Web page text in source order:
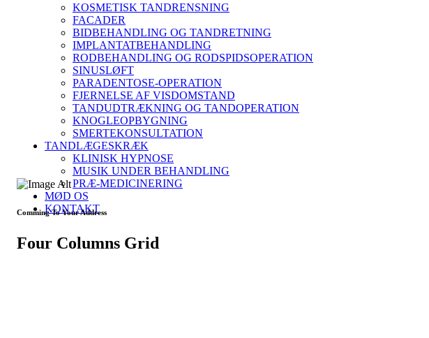
KOSMETISK TANDRENSNING
FACADER
BIDBEHANDLING OG TANDRETNING
IMPLANTATBEHANDLING
RODBEHANDLING OG RODSPIDSOPERATION
SINUSLØFT
PARADENTOSE-OPERATION
FJERNELSE AF VISDOMSTAND
TANDUDTRÆKNING OG TANDOPERATION
KNOGLEOPBYGNING
SMERTEKONSULTATION
TANDLÆGESKRÆK
KLINISK HYPNOSE
MUSIK UNDER BEHANDLING
PRÆ-MEDICINERING
MØD OS
KONTAKT
Comming To Your Address
Four Columns Grid